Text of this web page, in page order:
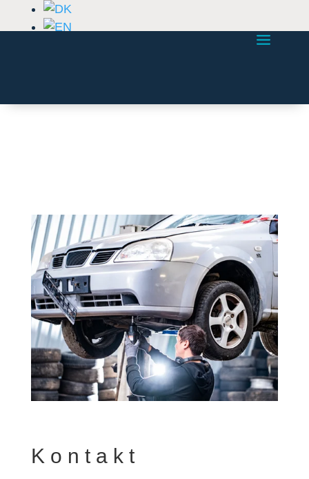
Kontakt